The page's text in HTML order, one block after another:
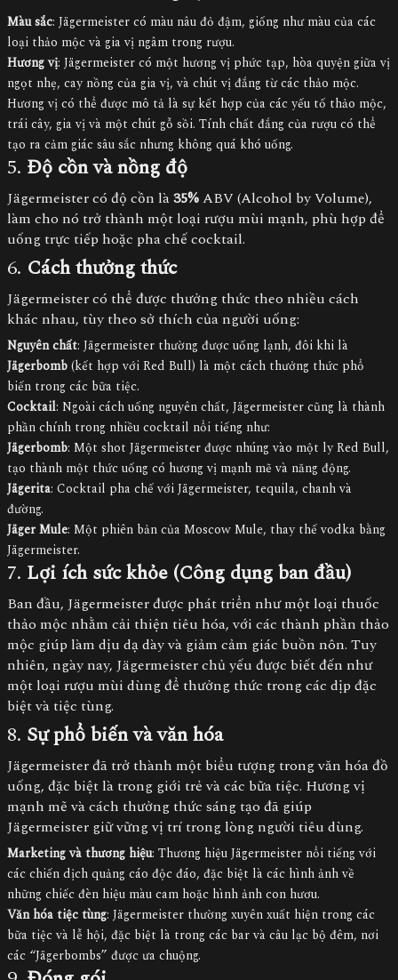
Màu sắc: Jägermeister có màu nâu đỏ đậm, giống như màu của các
loại thảo mộc và gia vị ngâm trong rượu.
Hương vị: Jägermeister có một hương vị phức tạp, hòa quyện giữa vị
ngọt nhẹ, cay nồng của gia vị, và chút vị đắng từ các thảo mộc.
Hương vị có thể được mô tả là sự kết hợp của các yếu tố thảo mộc,
trái cây, gia vị và một chút gỗ sồi. Tính chất đắng của rượu có thể
tạo ra cảm giác sâu sắc nhưng không quá khó uống.
5. Độ cồn và nồng độ
Jägermeister có độ cồn là35%ABV (Alcohol by Volume),
làm cho nó trở thành một loại rượu mùi mạnh, phù hợp để
uống trực tiếp hoặc pha chế cocktail.
6. Cách thưởng thức
Jägermeister có thể được thưởng thức theo nhiều cách
khác nhau, tùy theo sở thích của người uống:
Nguyên chất: Jägermeister thường được uống lạnh, đôi khi là
Jägerbomb(kết hợp với Red Bull) là một cách thưởng thức phổ
biến trong các bữa tiệc.
Cocktail: Ngoài cách uống nguyên chất, Jägermeister cũng là thành
phần chính trong nhiều cocktail nổi tiếng như:
Jägerbomb: Một shot Jägermeister được nhúng vào một ly Red Bull,
tạo thành một thức uống có hương vị mạnh mẽ và năng động.
Jägerita: Cocktail pha chế với Jägermeister, tequila, chanh và
đường.
Jäger Mule: Một phiên bản của Moscow Mule, thay thế vodka bằng
Jägermeister.
7. Lợi ích sức khỏe (Công dụng ban đầu)
Ban đầu, Jägermeister được phát triển như một loại thuốc
thảo mộc nhằm cải thiện tiêu hóa, với các thành phần thảo
mộc giúp làm dịu dạ dày và giảm cảm giác buồn nôn. Tuy
nhiên, ngày nay, Jägermeister chủ yếu được biết đến như
một loại rượu mùi dùng để thưởng thức trong các dịp đặc
biệt và tiệc tùng.
8. Sự phổ biến và văn hóa
Jägermeister đã trở thành một biểu tượng trong văn hóa đồ
uống, đặc biệt là trong giới trẻ và các bữa tiệc. Hương vị
mạnh mẽ và cách thưởng thức sáng tạo đã giúp
Jägermeister giữ vững vị trí trong lòng người tiêu dùng.
Marketing và thương hiệu: Thương hiệu Jägermeister nổi tiếng với
các chiến dịch quảng cáo độc đáo, đặc biệt là các hình ảnh về
những chiếc đèn hiệu màu cam hoặc hình ảnh con hươu.
Văn hóa tiệc tùng: Jägermeister thường xuyên xuất hiện trong các
bữa tiệc và lễ hội, đặc biệt là trong các bar và câu lạc bộ đêm, nơi
các “Jägerbombs” được ưa chuộng.